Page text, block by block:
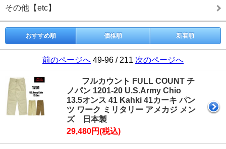
その他【etc】
おすすめ順 価格順 新着順
前のページへ 49-96 / 211 次のページへ
フルカウント FULL COUNT チ
ノパン 1201-20 U.S.Army Chio
13.5オンス 41 Kahki 41カーキ パン
ツ ワーク ミリタリー アメカジ メン
ズ 日本製
29,480円(税込)